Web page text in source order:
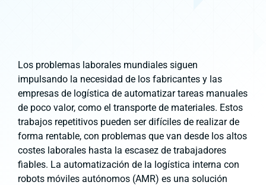
Los problemas laborales mundiales siguen
impulsando la necesidad de los fabricantes y las
empresas de logística de automatizar tareas manuales
de poco valor, como el transporte de materiales. Estos
trabajos repetitivos pueden ser difíciles de realizar de
forma rentable, con problemas que van desde los altos
costes laborales hasta la escasez de trabajadores
fiables. La automatización de la logística interna con
robots móviles autónomos (AMR) es una solución